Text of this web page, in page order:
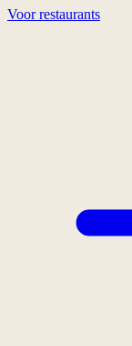
Voor restaurants